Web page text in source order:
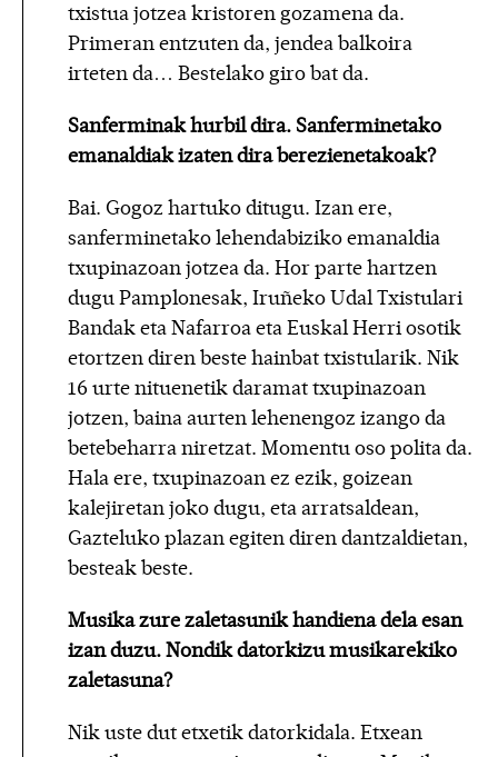
txistua jotzea kristoren gozamena da.
Primeran entzuten da, jendea balkoira
irteten da… Bestelako giro bat da.
Sanferminak hurbil dira. Sanferminetako
emanaldiak izaten dira berezienetakoak?
Bai. Gogoz hartuko ditugu. Izan ere,
sanferminetako lehendabiziko emanaldia
txupinazoan jotzea da. Hor parte hartzen
dugu Pamplonesak, Iruñeko Udal Txistulari
Bandak eta Nafarroa eta Euskal Herri osotik
etortzen diren beste hainbat txistularik. Nik
16 urte nituenetik daramat txupinazoan
jotzen, baina aurten lehenengoz izango da
betebeharra niretzat. Momentu oso polita da.
Hala ere, txupinazoan ez ezik, goizean
kalejiretan joko dugu, eta arratsaldean,
Gazteluko plazan egiten diren dantzaldietan,
besteak beste.
Musika zure zaletasunik handiena dela esan
izan duzu. Nondik datorkizu musikarekiko
zaletasuna?
Nik uste dut etxetik datorkidala. Etxean